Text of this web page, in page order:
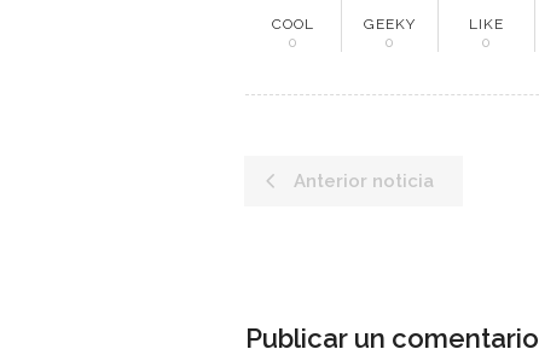
COOL
0
GEEKY
0
LIKE
0
Anterior noticia
Publicar un comentario